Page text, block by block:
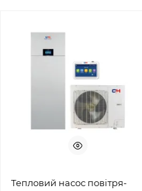
Тепловий насос повітря-